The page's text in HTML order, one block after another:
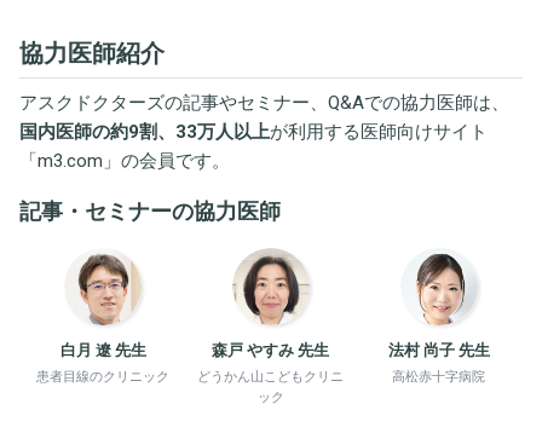
協力医師紹介
アスクドクターズの記事やセミナー、Q&Aでの協力医師は、
国内医師の約9割、33万人以上が利用する医師向けサイト
「m3.com 」の会員です。
記事・セミナーの協力医師
白月 遼 先生
患者目線のクリニック
森戸 やすみ 先生
どうかん山こどもクリニ
ック
法村 尚子 先生
高松赤十字病院